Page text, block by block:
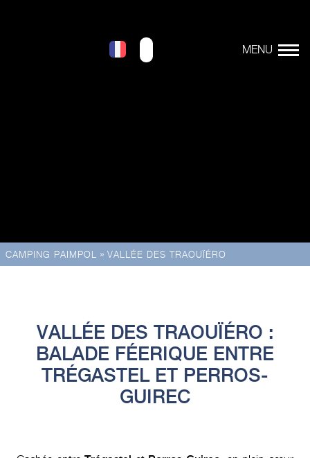
CAMPING PAIMPOL » VALLÉE DES TRAOUÏÉRO
VALLÉE DES TRAOUÏÉRO :
BALADE FÉERIQUE ENTRE
TRÉGASTEL ET PERROS-
GUIREC